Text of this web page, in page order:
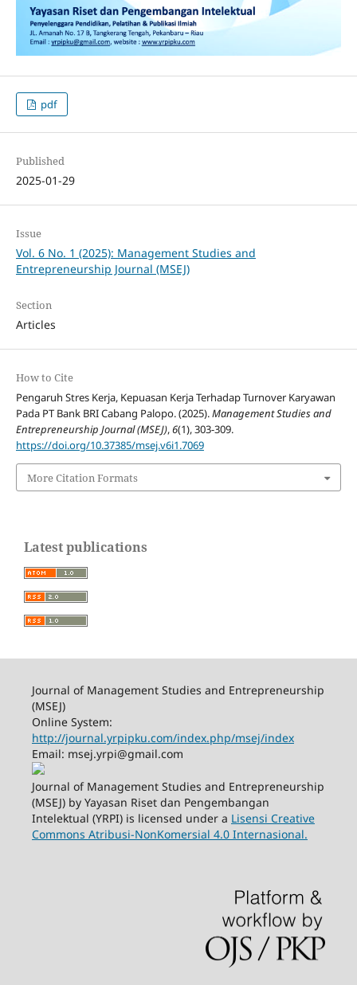
pdf
Published
2025-01-29
Issue
Vol. 6 No. 1 (2025): Management Studies and
Entrepreneurship Journal (MSEJ)
Section
Articles
How to Cite
Pengaruh Stres Kerja, Kepuasan Kerja Terhadap Turnover Karyawan
Pada PT Bank BRI Cabang Palopo. (2025).Management Studies and
Entrepreneurship Journal (MSEJ),6(1), 303-309.
https://doi.org/10.37385/msej.v6i1.7069
More Citation Formats
Latest publications
Journal of Management Studies and Entrepreneurship
(MSEJ)
Online System:
http://journal.yrpipku.com/index.php/msej/index
Email: msej.yrpi@gmail.com
Journal of Management Studies and Entrepreneurship
(MSEJ) by Yayasan Riset dan Pengembangan
Intelektual (YRPI) is licensed under a Lisensi Creative
Commons Atribusi-NonKomersial 4.0 Internasional.